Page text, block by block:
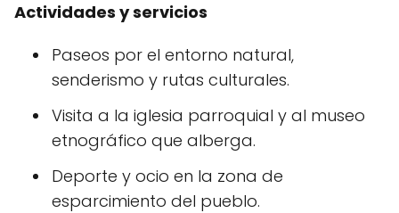
Actividades y servicios
Paseos por el entorno natural,
senderismo y rutas culturales.
Visita a la iglesia parroquial y al museo
etnográfico que alberga.
Deporte y ocio en la zona de
esparcimiento del pueblo.